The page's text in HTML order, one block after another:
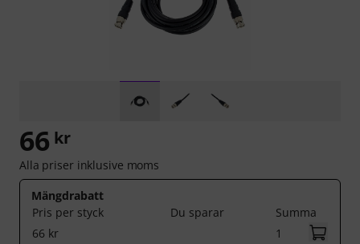
66 kr
Alla priser inklusive moms
Mängdrabatt
Pris per styck
Du sparar
Summa
66 kr
1